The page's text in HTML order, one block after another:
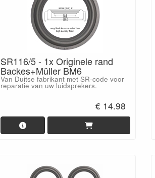
SR116/5 - 1x Originele rand
Backes+Müller BM6
Van Duitse fabrikant met SR-code voor
reparatie van uw luidsprekers.
€ 14.98